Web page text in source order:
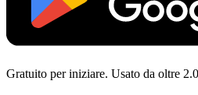
Gratuito per iniziare. Usato da oltre